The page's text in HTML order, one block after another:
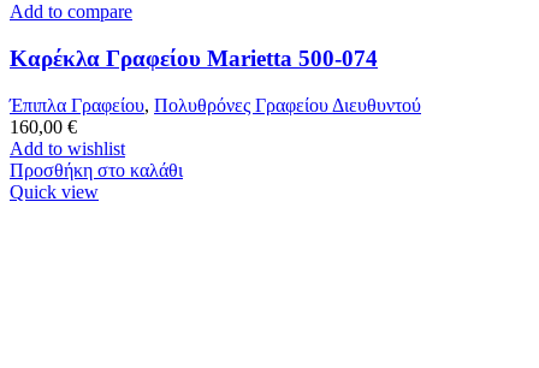
Add to compare
Καρέκλα Γραφείου Marietta 500-074
Έπιπλα Γραφείου, Πολυθρόνες Γραφείου Διευθυντού
160,00 €
Add to wishlist
Προσθήκη στο καλάθι
Quick view